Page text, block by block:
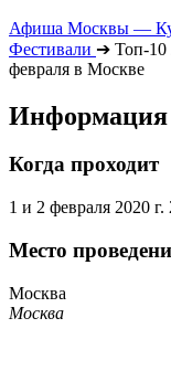
Афиша Москвы —
Фестивали ➔ Топ-10
февраля в Москве
Информация
Когда проходит
1 и 2 февраля 2020 г.
Место
Москва
Москва